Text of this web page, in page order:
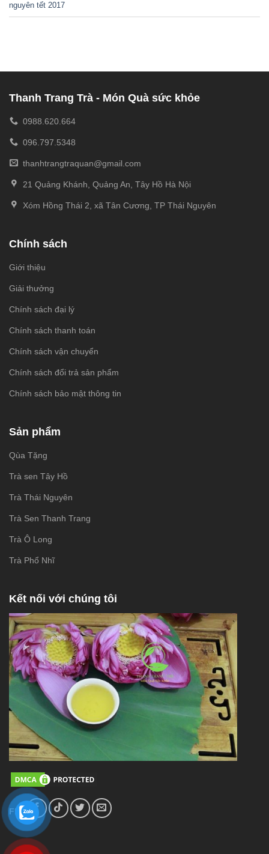
nguyên tết 2017
Thanh Trang Trà - Món Quà sức khỏe
0988.620.664
096.797.5348
thanhtrangtraquan@gmail.com
21 Quảng Khánh, Quảng An, Tây Hồ Hà Nội
Xóm Hồng Thái 2, xã Tân Cương, TP Thái Nguyên
Chính sách
Giới thiệu
Giải thưởng
Chính sách đại lý
Chính sách thanh toán
Chính sách vận chuyển
Chính sách đổi trả sản phẩm
Chính sách bảo mật thông tin
Sản phẩm
Qùa Tặng
Trà sen Tây Hồ
Trà Thái Nguyên
Trà Sen Thanh Trang
Trà Ô Long
Trà Phổ Nhĩ
Kết nối với chúng tôi
FL